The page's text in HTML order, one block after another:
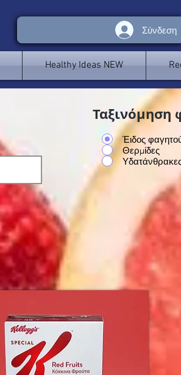
Σύνδεση
Healthy Ideas NEW
Έιδος
Θερμίδες
Ταξινόμηση
<